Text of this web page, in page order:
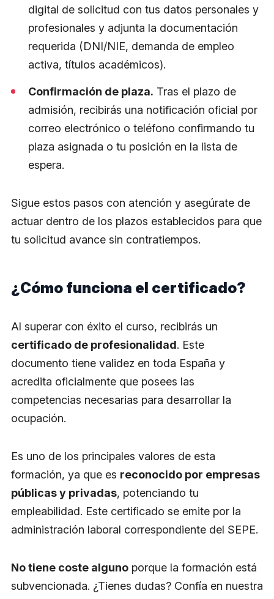
digital de solicitud con tus datos personales y
profesionales y adjunta la documentación
requerida (DNI/NIE, demanda de empleo
activa, títulos académicos).
Confirmación de plaza. Tras el plazo de
admisión, recibirás una notificación oficial por
correo electrónico o teléfono confirmando tu
plaza asignada o tu posición en la lista de
espera.
Sigue estos pasos con atención y asegúrate de
actuar dentro de los plazos establecidos para que
tu solicitud avance sin contratiempos.
¿Cómo funciona el certificado?
Al superar con éxito el curso, recibirás un
certificado de profesionalidad. Este
documento tiene validez en toda España y
acredita oficialmente que posees las
competencias necesarias para desarrollar la
ocupación.
Es uno de los principales valores de esta
formación, ya que es reconocido por empresas
públicas y privadas, potenciando tu
empleabilidad. Este certificado se emite por la
administración laboral correspondiente del SEPE.
No tiene coste alguno porque la formación está
subvencionada. ¿Tienes dudas? Confía en nuestra